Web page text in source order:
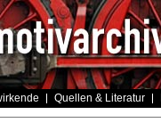
Quellen & Literatur